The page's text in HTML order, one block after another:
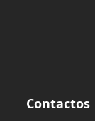
Contactos